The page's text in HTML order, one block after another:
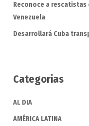
Reconoce a
Venezuela
Desarrollará Cuba
Categorias
AL DIA
AMÉRICA LATINA